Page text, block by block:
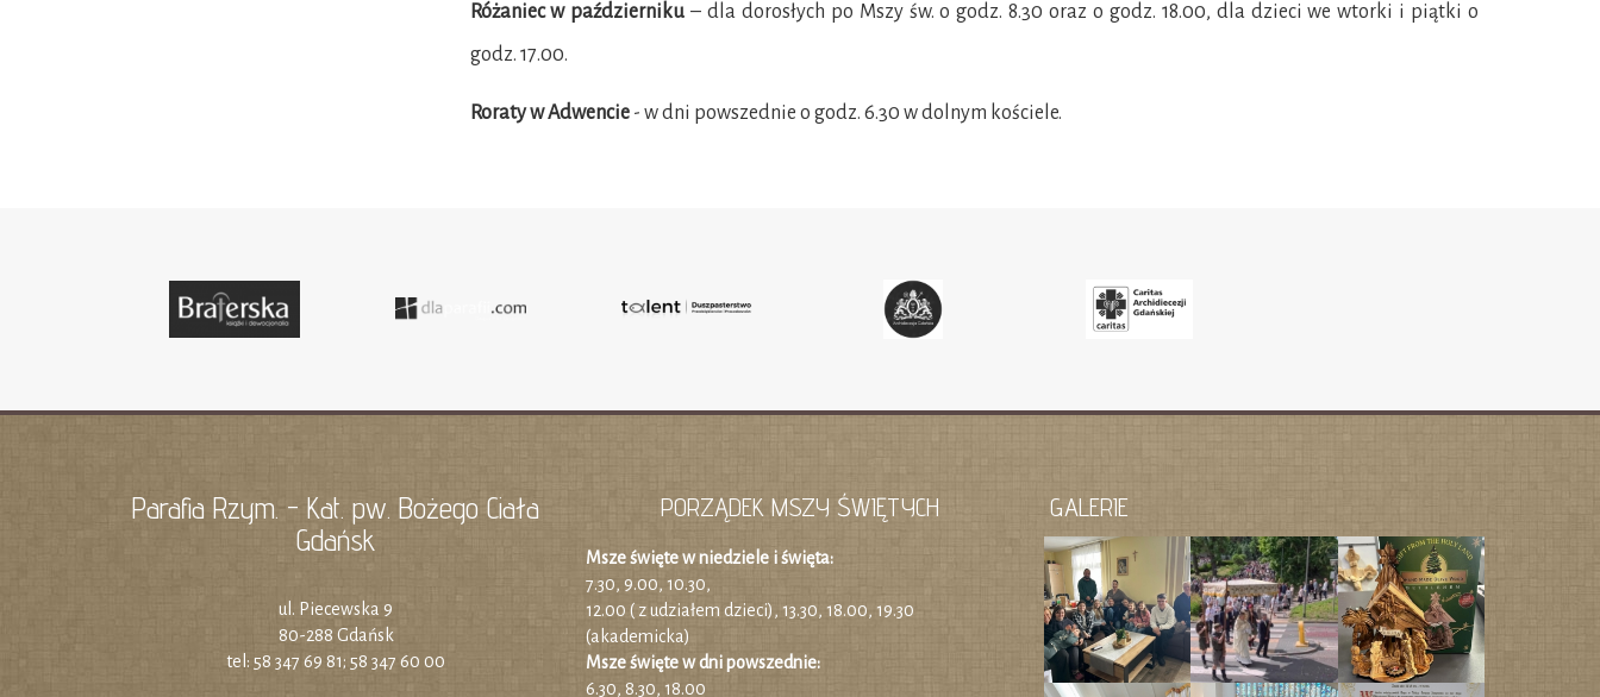
Różaniec w październiku – dla dorosłych po Mszy św. o godz. 8.30 oraz o godz. 18.00, dla dzieci we wtorki i piątki o
godz. 17.00.
Roraty w Adwencie- w dni powszednie o godz. 6.30 w dolnym kościele.
Parafia Rzym. - Kat. pw. Bożego Ciała
Gdańsk
ul. Piecewska 9
80-288 Gdańsk
tel: 58 347 69 81; 58 347 60 00
PORZĄDEK MSZY ŚWIĘTYCH
Msze święte w niedziele i święta:
7.30, 9.00, 10.30,
12.00 ( z udziałem dzieci), 13.30, 18.00, 19.30
(akademicka)
Msze święte w dni powszednie:
6.30, 8.30, 18.00
GALERIE